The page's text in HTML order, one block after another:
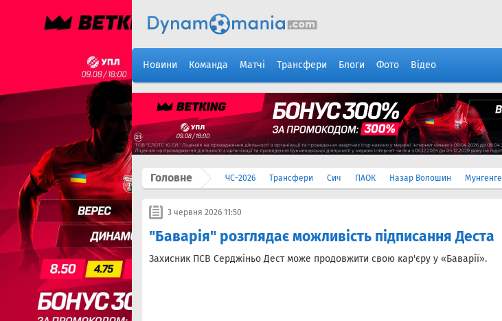
Новини Команда Матчі Трансфери Блоги Фото Відео
Головне ЧС-2026 Трансфери Сич ПАОК Назар Волошин Мунгенге
3 червня 2026 11:50
"Баварія" розглядає можливість підписання Деста
Захисник ПСВ Серджіньо Дест може продовжити свою кар'єру у «Баварії».